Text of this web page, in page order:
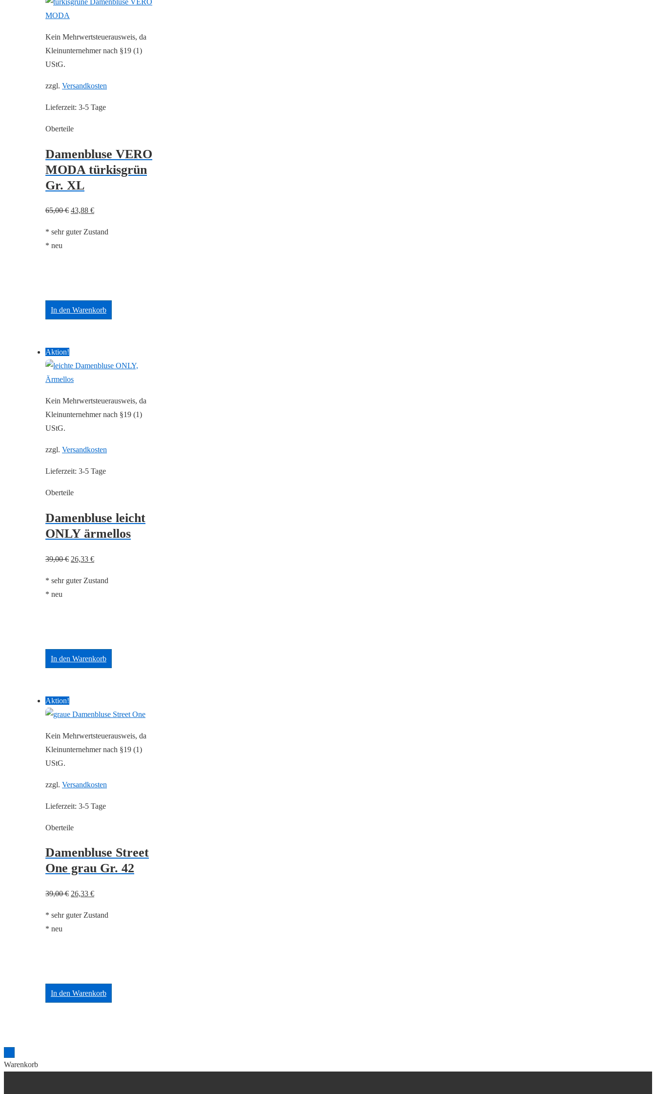
Kein Mehrwertsteuerausweis, da
Kleinunternehmer nach §19 (1)
UStG.
zzgl. Versandkosten
Lieferzeit: 3-5 Tage
Oberteile
Damenbluse VERO
MODA türkisgrün
Gr. XL
65,00€ Ursprünglicher
war:
43,88 €Aktueller
ist:
* sehr guter Zustand
* neu
In den Warenkorb
Aktion!
Kein Mehrwertsteuerausweis, da
Kleinunternehmer nach §19 (1)
UStG.
zzgl. Versandkosten
Lieferzeit: 3-5 Tage
Oberteile
Damenbluse leicht
ONLY ärmellos
39,00€ Ursprünglicher
war:
26,33 €Aktueller
ist:
* sehr guter Zustand
* neu
In den Warenkorb
Aktion!
Kein Mehrwertsteuerausweis, da
Kleinunternehmer nach §19 (1)
UStG.
zzgl. Versandkosten
Lieferzeit: 3-5 Tage
Oberteile
Damenbluse Street
One grau Gr. 42
39,00€ Ursprünglicher
war:
26,33 €Aktueller
ist:
* sehr guter Zustand
* neu
In den Warenkorb
Warenkorb